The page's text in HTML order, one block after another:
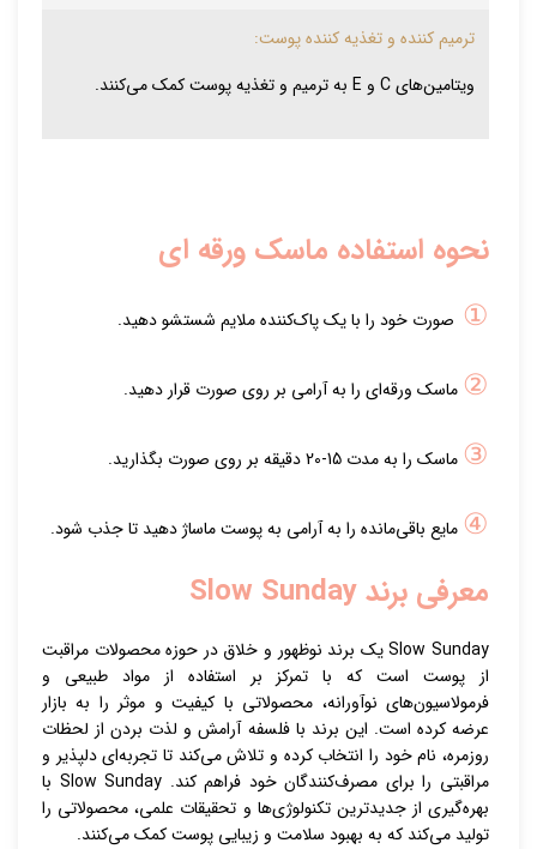
ترمیم کننده و تغذیه کننده پوست:
ویتامین‌های C و E به ترمیم و تغذیه پوست کمک می‌کنند.
نحوه استفاده ماسک ورقه ای
① صورت خود را با یک پاک‌کننده ملایم شستشو دهید.
② ماسک ورقه‌ای را به آرامی بر روی صورت قرار دهید.
③ ماسک را به مدت 15-20 دقیقه بر روی صورت بگذارید.
④ مایع باقی‌مانده را به آرامی به پوست ماساژ دهید تا جذب شود.
معرفی برند Slow Sunday
Slow Sunday یک برند نوظهور و خلاق در حوزه محصولات مراقبت
از پوست است که با تمرکز بر استفاده از مواد طبیعی و
فرمولاسیون‌های نوآورانه، محصولاتی با کیفیت و موثر را به بازار
عرضه کرده است. این برند با فلسفه آرامش و لذت بردن از لحظات
روزمره، نام خود را انتخاب کرده و تلاش می‌کند تا تجربه‌ای دلپذیر و
مراقبتی را برای مصرف‌کنندگان خود فراهم کند. Slow Sunday با
بهره‌گیری از جدیدترین تکنولوژی‌ها و تحقیقات علمی، محصولاتی را
تولید می‌کند که به بهبود سلامت و زیبایی پوست کمک می‌کنند.